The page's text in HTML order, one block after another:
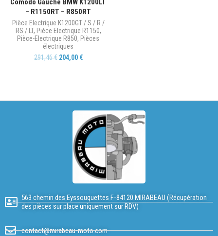
Comodo Gauche BMW K1200LT
– R1150RT – R850RT
Pièce Electrique K1200GT / S / R /
RS / LT, Pièce Electrique R1150,
Pièce-Electrique R850, Pièces
électriques
291,46€ 204,00 €
563 chemin des Eyssouquettes F-84120 MIRABEAU (Récupération
des pièces sur place uniquement sur RDV)
contact@mirabeau-moto.com